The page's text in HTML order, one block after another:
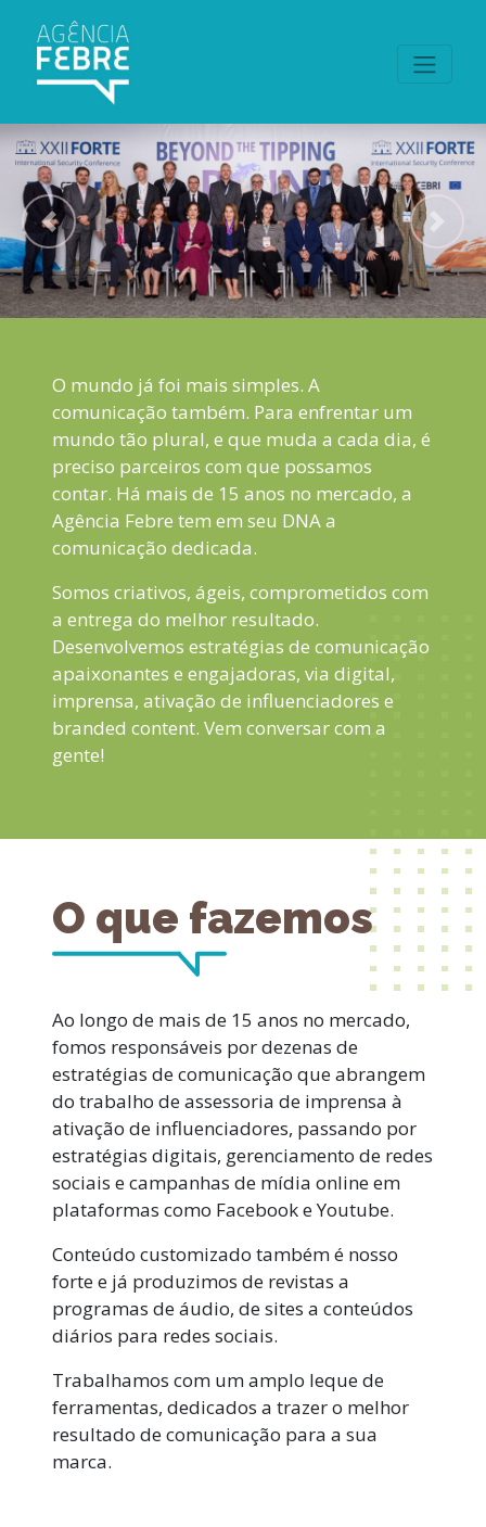
Previous Next
O mundo já foi mais simples. A
comunicação também. Para enfrentar um
mundo tão plural, e que muda a cada dia, é
preciso parceiros com que possamos
contar. Há mais de 15 anos no mercado, a
Agência Febre tem em seu DNA a
comunicação dedicada.
Somos criativos, ágeis, comprometidos com
a entrega do melhor resultado.
Desenvolvemos estratégias de comunicação
apaixonantes e engajadoras, via digital,
imprensa, ativação de influenciadores e
branded content. Vem conversar com a
gente!
O que fazemos
Ao longo de mais de 15 anos no mercado,
fomos responsáveis por dezenas de
estratégias de comunicação que abrangem
do trabalho de assessoria de imprensa à
ativação de influenciadores, passando por
estratégias digitais, gerenciamento de redes
sociais e campanhas de mídia online em
plataformas como Facebook e Youtube.
Conteúdo customizado também é nosso
forte e já produzimos de revistas a
programas de áudio, de sites a conteúdos
diários para redes sociais.
Trabalhamos com um amplo leque de
ferramentas, dedicados a trazer o melhor
resultado de comunicação para a sua
marca.